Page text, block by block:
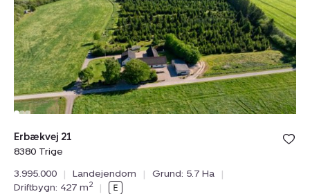
Trige
Bolig er
under
Erbækvej 21
8380 Trige
3.995.000
| Landejendom | Grund: 5.7 Ha
|
Driftbygn: 427 m2 |